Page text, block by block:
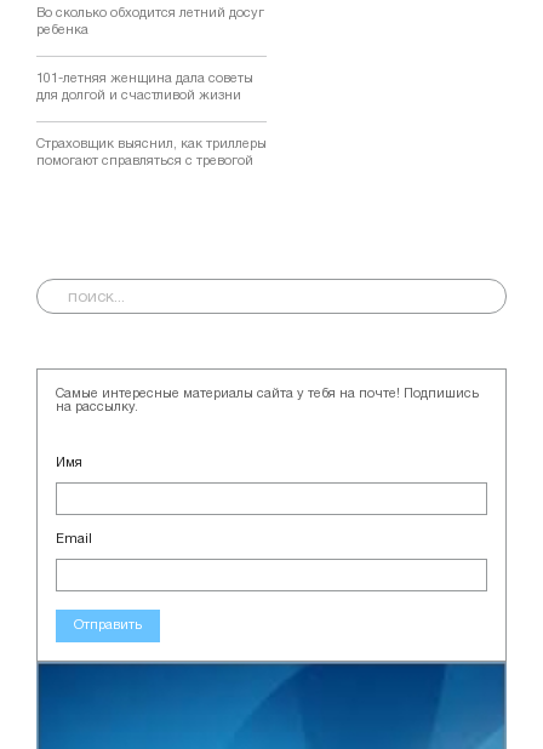
Во сколько обходится летний досуг
ребенка
101-летняя женщина дала советы
для долгой и счастливой жизни
Страховщик выяснил, как триллеры
помогают справляться с тревогой
Самые интересные материалы сайта у тебя на почте! Подпишись
на рассылку.
Имя
Email
Отправить